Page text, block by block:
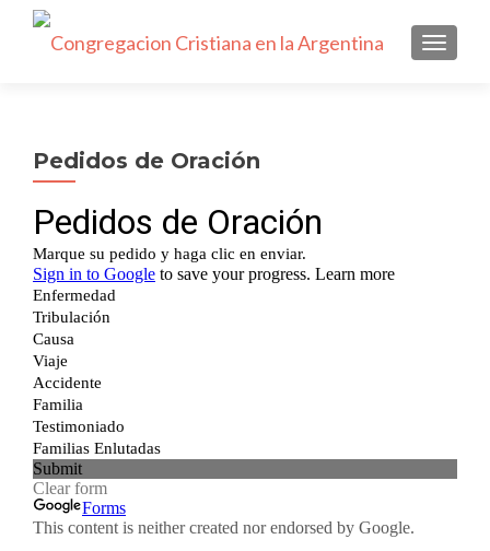
Pedidos de Oración